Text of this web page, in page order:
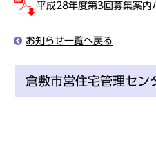
平成28年度第3回募集案内
お知らせ一覧へ戻る
倉敷市営住宅管理セン